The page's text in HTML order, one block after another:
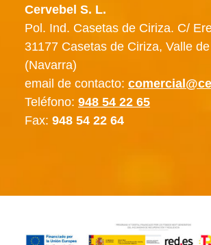
Cervebel S. L.
Pol. Ind. Casetas de Ciriza. C/
31177 Casetas de Ciriza, Valle de
(Navarra)
email de contacto:
Teléfono: 948 54 22 65
Fax: 948 54 22 64